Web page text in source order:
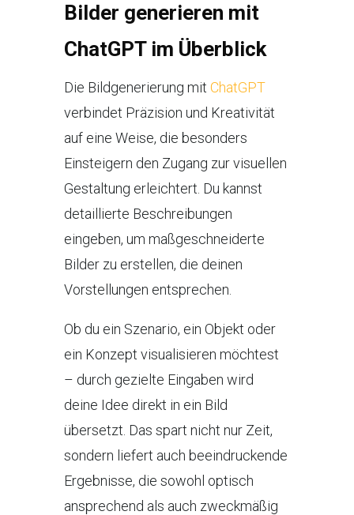
Bilder generieren mit
ChatGPT im Überblick
Die Bildgenerierung mit ChatGPT
verbindet Präzision und Kreativität
auf eine Weise, die besonders
Einsteigern den Zugang zur visuellen
Gestaltung erleichtert. Du kannst
detaillierte Beschreibungen
eingeben, um maßgeschneiderte
Bilder zu erstellen, die deinen
Vorstellungen entsprechen.
Ob du ein Szenario, ein Objekt oder
ein Konzept visualisieren möchtest
– durch gezielte Eingaben wird
deine Idee direkt in ein Bild
übersetzt. Das spart nicht nur Zeit,
sondern liefert auch beeindruckende
Ergebnisse, die sowohl optisch
ansprechend als auch zweckmäßig